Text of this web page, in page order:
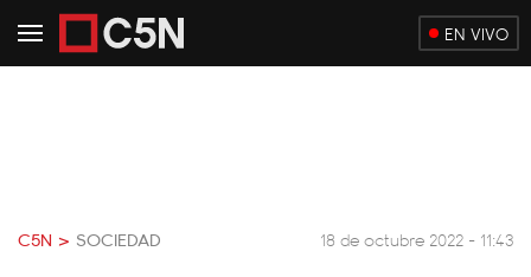
EN VIVO
C5N > SOCIEDAD 18 de octubre 2022 - 11:43